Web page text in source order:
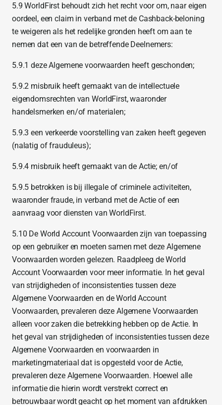
5.9 WorldFirst behoudt zich het recht voor om, naar eigen
oordeel, een claim in verband met de Cashback-beloning
te weigeren als het redelijke gronden heeft om aan te
nemen dat een van de betreffende Deelnemers:
5.9.1 deze Algemene voorwaarden heeft geschonden;
5.9.2 misbruik heeft gemaakt van de intellectuele
eigendomsrechten van WorldFirst, waaronder
handelsmerken en/of materialen;
5.9.3 een verkeerde voorstelling van zaken heeft gegeven
(nalatig of frauduleus);
5.9.4 misbruik heeft gemaakt van de Actie; en/of
5.9.5 betrokken is bij illegale of criminele activiteiten,
waaronder fraude, in verband met de Actie of een
aanvraag voor diensten van WorldFirst.
5.10 De World Account Voorwaarden zijn van toepassing
op een gebruiker en moeten samen met deze Algemene
Voorwaarden worden gelezen. Raadpleeg de World
Account Voorwaarden voor meer informatie. In het geval
van strijdigheden of inconsistenties tussen deze
Algemene Voorwaarden en de World Account
Voorwaarden, prevaleren deze Algemene Voorwaarden
alleen voor zaken die betrekking hebben op de Actie. In
het geval van strijdigheden of inconsistenties tussen deze
Algemene Voorwaarden en voorwaarden in
marketingmateriaal dat is opgesteld voor de Actie,
prevaleren deze Algemene Voorwaarden. Hoewel alle
informatie die hierin wordt verstrekt correct en
betrouwbaar wordt geacht op het moment van afdrukken